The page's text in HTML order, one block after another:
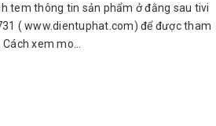
tem thông tin sản phẩm ở đằng sau tivi
( www.dientuphat.com) để được tham
xem mo...